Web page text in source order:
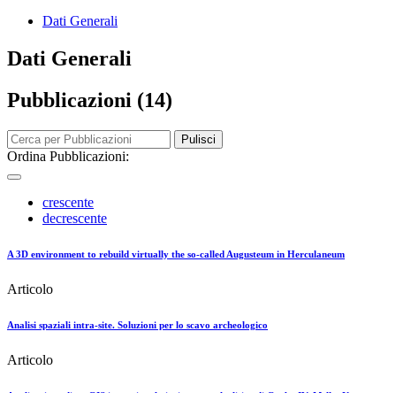
Dati Generali
Dati Generali
Pubblicazioni (14)
Pulisci
Ordina Pubblicazioni:
crescente
decrescente
A 3D environment to rebuild virtually the so-called Augusteum in Herculaneum
Articolo
Analisi spaziali intra-site. Soluzioni per lo scavo archeologico
Articolo